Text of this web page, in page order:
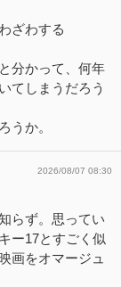
ざわする
分かって、何年
てしまうだろう
うか。
2026/08/07 08:30
らず。思ってい
ー17とすごく似
画をオマージュ